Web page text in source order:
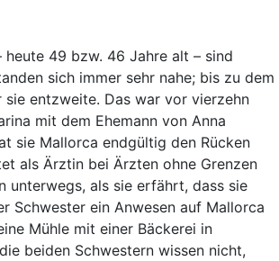
heute 49 bzw. 46 Jahre alt – sind
sich immer sehr nahe; bis zu dem
sie entzweite. Das war vor vierzehn
mit dem Ehemann von Anna
sie Mallorca endgültig den Rücken
als Ärztin bei Ärzten ohne Grenzen
unterwegs, als sie erfährt, dass sie
Schwester ein Anwesen auf Mallorca
Mühle mit einer Bäckerei in
beiden Schwestern wissen nicht,